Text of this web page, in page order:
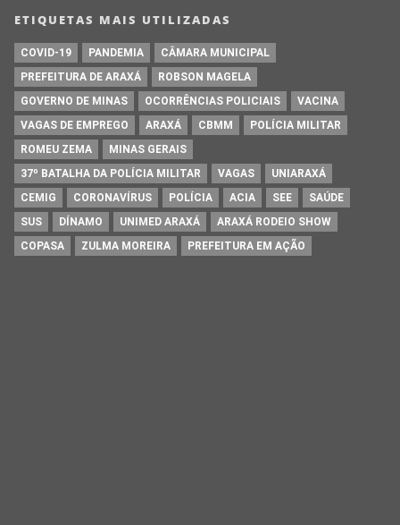
ETIQUETAS MAIS UTILIZADAS
COVID-19 PANDEMIA
CÂMARA MUNICIPAL
PREFEITURA DE ARAXÁ
ROBSON MAGELA
GOVERNO DE MINAS
OCORRÊNCIAS POLICIAIS
VACINA
VAGAS DE EMPREGO
ARAXÁ CBMM
POLÍCIA MILITAR
ROMEU ZEMA
MINAS GERAIS
37º BATALHA DA POLÍCIA MILITAR
VAGAS
UNIARAXÁ
CEMIG
CORONAVÍRUS POLÍCIA ACIA SEE
SAÚDE
SUS
DÍNAMO UNIMED ARAXÁ
ARAXÁ RODEIO SHOW
COPASA
ZULMA MOREIRA PREFEITURA EM AÇÃO